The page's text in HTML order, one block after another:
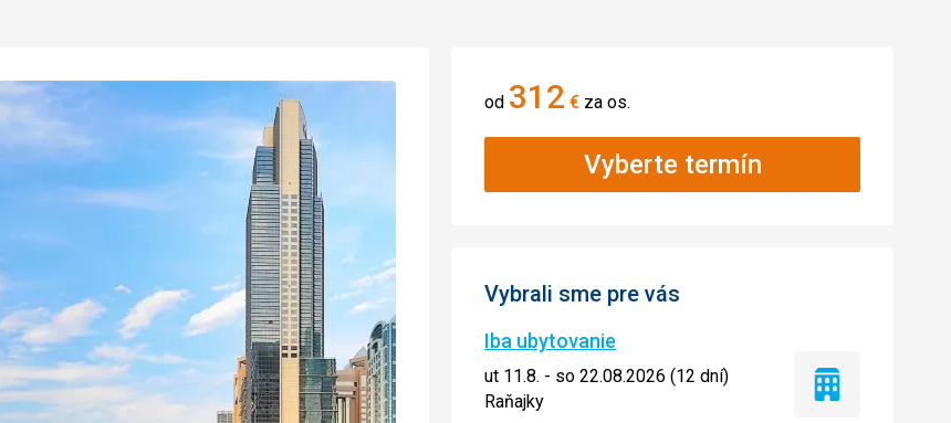
od 312 € za os.
Vyberte termín
Vybrali sme pre vás
Iba ubytovanie
ut 11.8. - so 22.08.2026 (12 dní)
Raňajky
Iba